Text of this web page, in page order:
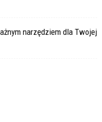
narzędziem dla Twojej